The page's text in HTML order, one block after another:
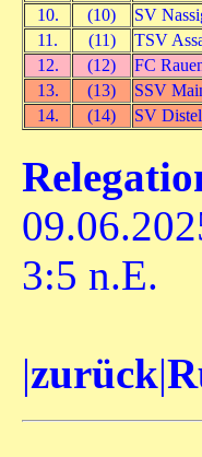
10.
(10)
SV
11.
(11)
TSV
12.
(12)
FC
13.
(13)
SSV
14.
(14) SV
3:5 n.E.
|zurück|